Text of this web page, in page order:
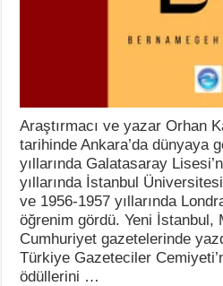
Araştırmacı ve yazar Orhan
tarihinde Ankara’da dünyaya
yıllarında Galatasaray
yıllarında İstanbul
ve 1956-1957 yıllarında
öğrenim gördü. Yeni İstanbul,
Cumhuriyet gazetelerinde
Türkiye Gazeteciler
ödüllerini …